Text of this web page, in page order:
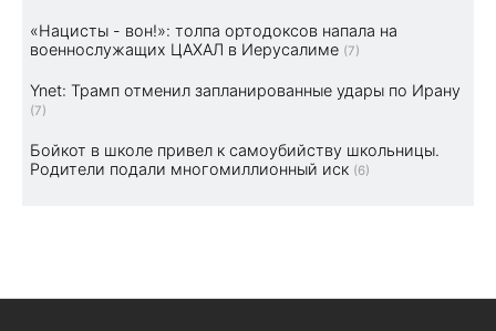
«Нацисты - вон!»: толпа ортодоксов напала на
военнослужащих ЦАХАЛ в Иерусалиме (7)
Ynet: Трамп отменил запланированные удары по Ирану
(7)
Бойкот в школе привел к самоубийству школьницы.
Родители подали многомиллионный иск (6)